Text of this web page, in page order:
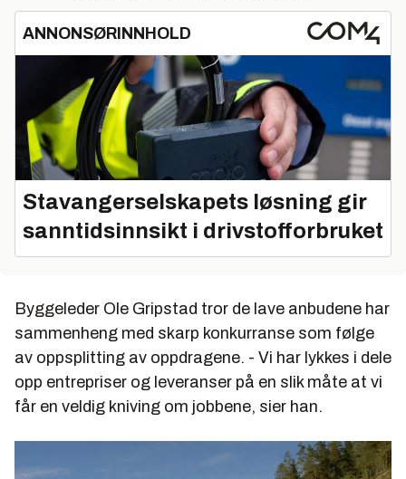
ANNONSØRINNHOLD
Stavangerselskapets løsning gir
sanntidsinnsikt i drivstofforbruket
Byggeleder Ole Gripstad tror de lave anbudene har
sammenheng med skarp konkurranse som følge
av oppsplitting av oppdragene. - Vi har lykkes i dele
opp entrepriser og leveranser på en slik måte at vi
får en veldig kniving om jobbene, sier han.